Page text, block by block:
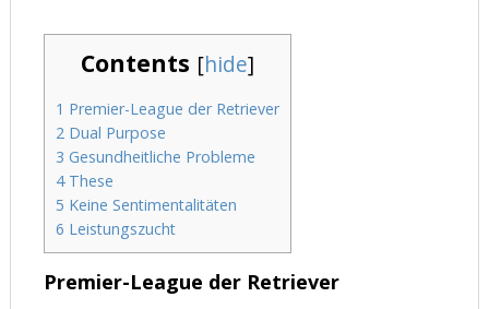
Contents [hide]
1 Premier-League der Retriever
2Dual Purpose
3 Gesundheitliche Probleme
4These
5 Keine Sentimentalitäten
6 Leistungszucht
Premier-League der Retriever